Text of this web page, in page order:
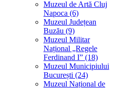
Muzeul de Artă Cluj
Napoca (6)
Muzeul Județean
Buzău (9)
Muzeul Militar
Național „Regele
Ferdinand I” (18)
Muzeul Municipiului
București (24)
Muzeul Național de